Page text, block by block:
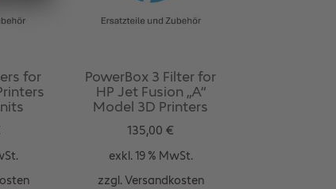
for
PowerBox 3 Filter for
HP Jet Fusion „A“
Model 3D Printers
135,00 €
exkl. 19 % MwSt.
zzgl. Versandkosten